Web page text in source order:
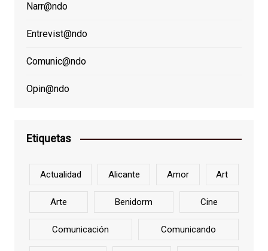
Narr@ndo
Entrevist@ndo
Comunic@ndo
Opin@ndo
Etiquetas
Actualidad Alicante Amor Art
Arte Benidorm Cine
Comunicación Comunicando